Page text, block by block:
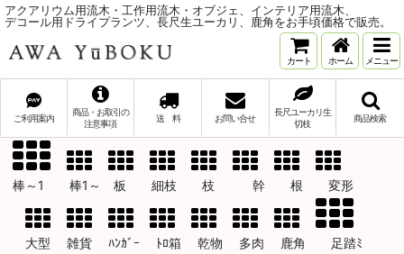
アクアリウム用流木・工作用流木・オブジェ、インテリア用流木、
デコール用ドライプランツ、長尺生ユーカリ、鹿角をお手頃価格で販売。
カート ホーム メニュー
ご利用案内
商品・お取引の
注意事項
送 料 お問い合せ
長尺ユーカリ生
切枝
商品検索
棒～1 棒1～ 板 細枝 枝 幹 根 変形
大型 雑貨 ﾊﾝｶﾞｰ ﾄﾛ箱 乾物 多肉 鹿角 足踏ﾐ